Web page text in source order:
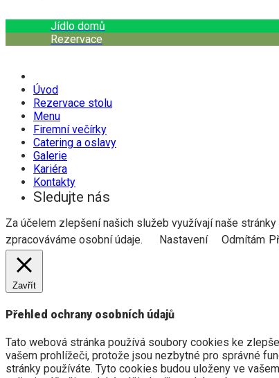
Jídlo domů
Rezervace
Úvod
Rezervace stolu
Menu
Firemní večírky
Catering a oslavy
Galerie
Kariéra
Kontakty
Sledujte nás
Za účelem zlepšení našich služeb využívají naše
zpracováváme osobní údaje.
Nastavení Odmítám
Zavřít
Přehled ochrany osobních údajů
Tato webová stránka používá soubory cookies ke
vašem prohlížeči, protože jsou nezbytné pro správné
stránky používáte. Tyto cookies budou uloženy ve